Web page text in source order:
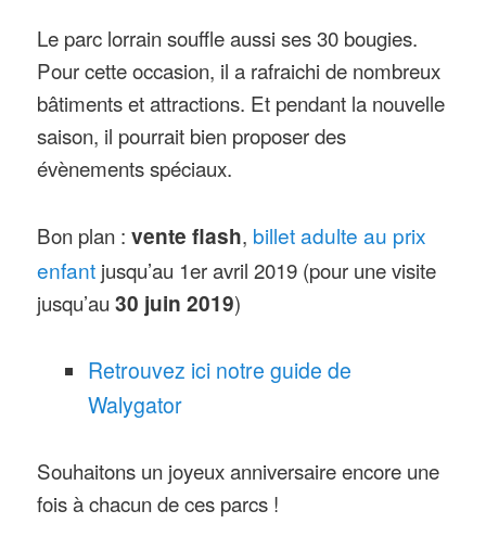
Le parc lorrain souffle aussi ses 30 bougies.
Pour cette occasion, il a rafraichi de nombreux
bâtiments et attractions. Et pendant la nouvelle
saison, il pourrait bien proposer des
évènements spéciaux.
Bon plan :vente flash, billet adulte au prix
enfant jusqu’au 1er avril 2019 (pour une visite
jusqu’au30 juin 2019)
Retrouvez ici notre guide de
Walygator
Souhaitons un joyeux anniversaire encore une
fois à chacun de ces parcs !